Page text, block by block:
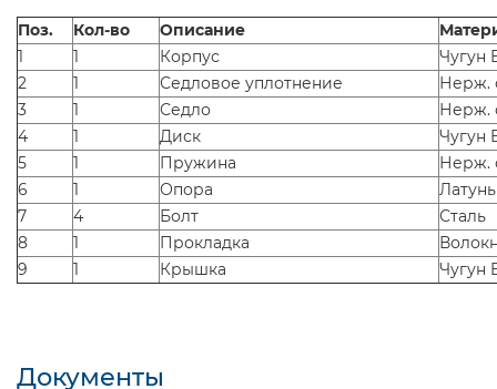
Поз. Кол-во Описание
1
1 Корпус
Чугун
2
1 Седловое уплотнение
Нерж.
3
1 Седло
Нерж.
4
1 Диск
Чугун
5
1 Пружина
Нерж.
6
1 Опора
Латунь
7
4 Болт
Сталь
8
1 Прокладка
9
1 Крышка Чугун
Документы